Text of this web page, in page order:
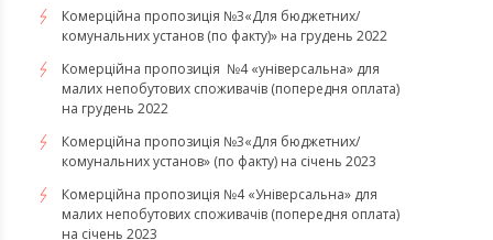
Комерційна пропозиція №3«Для бюджетних/
комунальних установ (по факту)» на грудень 2022
Комерційна пропозиція №4 «універсальна» для
малих непобутових споживачів (попередня оплата)
на грудень 2022
​​​​​​​Комерційна пропозиція №3«Для бюджетних/
комунальних установ» (по факту) на січень 2023
​​​​​​​Комерційна пропозиція №4 «Універсальна» для
малих непобутових споживачів (попередня оплата)
на січень 2023